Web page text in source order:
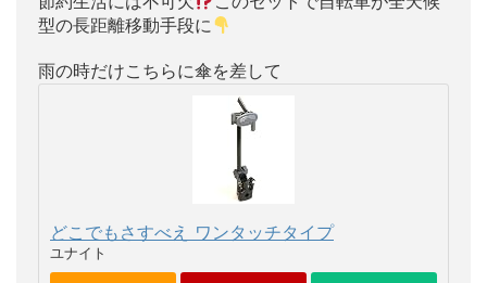
型の長距離移動手段に
雨の時だけこちらに傘を差して
どこでもさすべえ ワンタッチタイプ
ユナイト